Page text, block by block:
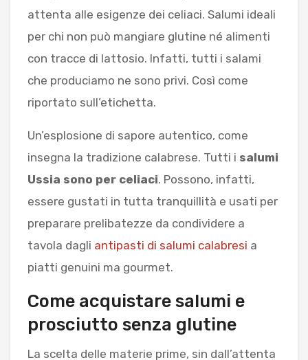
attenta alle esigenze dei celiaci. Salumi ideali
per chi non può mangiare glutine né alimenti
con tracce di lattosio. Infatti, tutti i salami
che produciamo ne sono privi. Così come
riportato sull’etichetta.
Un’esplosione di sapore autentico, come
insegna la tradizione calabrese. Tutti i salumi
Ussia sono per celiaci. Possono, infatti,
essere gustati in tutta tranquillità e usati per
preparare prelibatezze da condividere a
tavola dagli antipasti di salumi calabresi a
piatti genuini ma gourmet.
Come acquistare salumi e
prosciutto senza glutine
La scelta delle materie prime, sin dall’attenta